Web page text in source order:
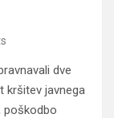
dve
kršitev javnega
poškodbo